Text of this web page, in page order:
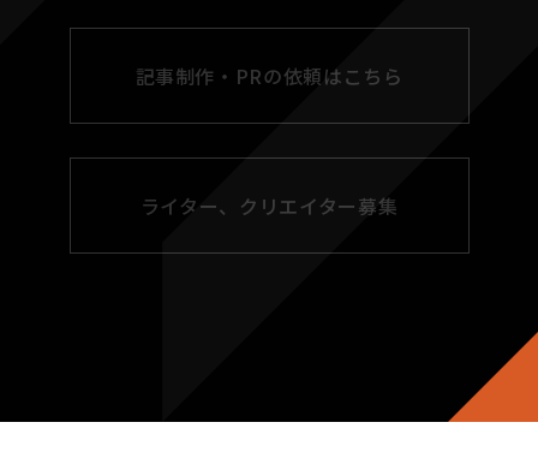
記事制作・PRの依頼はこちら
ライター、クリエイター募集